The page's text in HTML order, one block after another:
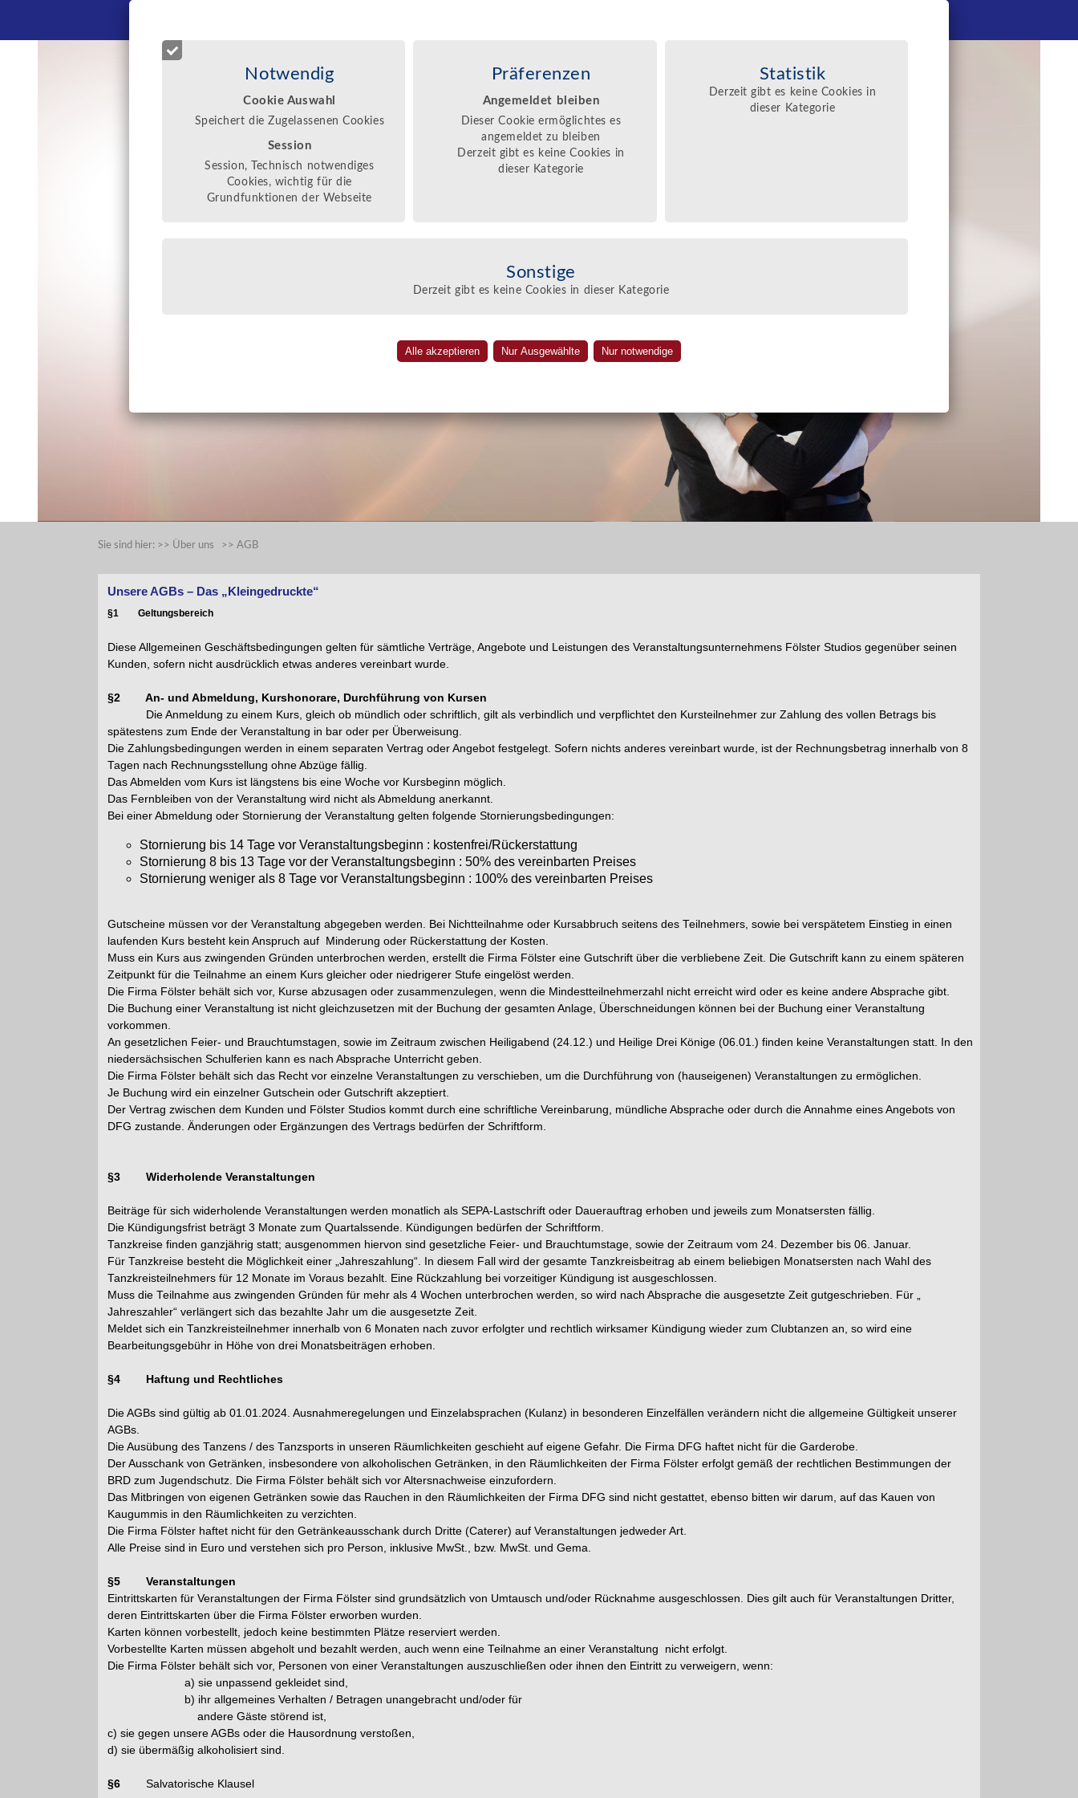
Notwendig
Cookie Auswahl
Speichert die Zugelassenen Cookies
Session
Session, Technisch notwendiges
Cookies, wichtig für die
Grundfunktionen der Webseite
Präferenzen
Angemeldet bleiben
Dieser Cookie ermöglichtes es
angemeldet zu bleiben
Derzeit gibt es keine Cookies in
dieser Kategorie
Statistik
Derzeit gibt es keine Cookies in
dieser Kategorie
Sonstige
Derzeit gibt es keine Cookies in dieser Kategorie
Sie sind hier: >> Über uns >> AGB
Unsere AGBs – Das „Kleingedruckte“
§1 Geltungsbereich
Diese Allgemeinen Geschäftsbedingungen gelten für sämtliche Verträge, Angebote und Leistungen des Veranstaltungsunternehmens Fölster Studios gegenüber seinen
Kunden, sofern nicht ausdrücklich etwas anderes vereinbart wurde.
§2 An- und Abmeldung, Kurshonorare, Durchführung von Kursen
Die Anmeldung zu einem Kurs, gleich ob mündlich oder schriftlich, gilt als verbindlich und verpflichtet den Kursteilnehmer zur Zahlung des vollen Betrags bis
spätestens zum Ende der Veranstaltung in bar oder per Überweisung.
Die Zahlungsbedingungen werden in einem separaten Vertrag oder Angebot festgelegt. Sofern nichts anderes vereinbart wurde, ist der Rechnungsbetrag innerhalb von 8
Tagen nach Rechnungsstellung ohne Abzüge fällig.
Das Abmelden vom Kurs ist längstens bis eine Woche vor Kursbeginn möglich.
Das Fernbleiben von der Veranstaltung wird nicht als Abmeldung anerkannt.
Bei einer Abmeldung oder Stornierung der Veranstaltung gelten folgende Stornierungsbedingungen:
Stornierung bis 14 Tage vor Veranstaltungsbeginn : kostenfrei/Rückerstattung
Stornierung 8 bis 13 Tage vor der Veranstaltungsbeginn : 50% des vereinbarten Preises
Stornierung weniger als 8 Tage vor Veranstaltungsbeginn : 100% des vereinbarten Preises
Gutscheine müssen vor der Veranstaltung abgegeben werden. Bei Nichtteilnahme oder Kursabbruch seitens des Teilnehmers, sowie bei verspätetem Einstieg in einen
laufenden Kurs besteht kein Anspruch auf Minderung oder Rückerstattung der Kosten.
Muss ein Kurs aus zwingenden Gründen unterbrochen werden, erstellt die Firma Fölster eine Gutschrift über die verbliebene Zeit. Die Gutschrift kann zu einem späteren
Zeitpunkt für die Teilnahme an einem Kurs gleicher oder niedrigerer Stufe eingelöst werden.
Die Firma Fölster behält sich vor, Kurse abzusagen oder zusammenzulegen, wenn die Mindestteilnehmerzahl nicht erreicht wird oder es keine andere Absprache gibt.
Die Buchung einer Veranstaltung ist nicht gleichzusetzen mit der Buchung der gesamten Anlage, Überschneidungen können bei der Buchung einer Veranstaltung
vorkommen.
An gesetzlichen Feier- und Brauchtumstagen, sowie im Zeitraum zwischen Heiligabend (24.12.) und Heilige Drei Könige (06.01.) finden keine Veranstaltungen statt. In den
niedersächsischen Schulferien kann es nach Absprache Unterricht geben.
Die Firma Fölster behält sich das Recht vor einzelne Veranstaltungen zu verschieben, um die Durchführung von (hauseigenen) Veranstaltungen zu ermöglichen.
Je Buchung wird ein einzelner Gutschein oder Gutschrift akzeptiert.
Der Vertrag zwischen dem Kunden und Fölster Studios kommt durch eine schriftliche Vereinbarung, mündliche Absprache oder durch die Annahme eines Angebots von
DFG zustande. Änderungen oder Ergänzungen des Vertrags bedürfen der Schriftform.
§3 Widerholende Veranstaltungen
Beiträge für sich widerholende Veranstaltungen werden monatlich als SEPA-Lastschrift oder Dauerauftrag erhoben und jeweils zum Monatsersten fällig.
Die Kündigungsfrist beträgt 3 Monate zum Quartalssende. Kündigungen bedürfen der Schriftform.
Tanzkreise finden ganzjährig statt; ausgenommen hiervon sind gesetzliche Feier- und Brauchtumstage, sowie der Zeitraum vom 24. Dezember bis 06. Januar.
Für Tanzkreise besteht die Möglichkeit einer „Jahreszahlung“. In diesem Fall wird der gesamte Tanzkreisbeitrag ab einem beliebigen Monatsersten nach Wahl des
Tanzkreisteilnehmers für 12 Monate im Voraus bezahlt. Eine Rückzahlung bei vorzeitiger Kündigung ist ausgeschlossen.
Muss die Teilnahme aus zwingenden Gründen für mehr als 4 Wochen unterbrochen werden, so wird nach Absprache die ausgesetzte Zeit gutgeschrieben. Für „
Jahreszahler“ verlängert sich das bezahlte Jahr um die ausgesetzte Zeit.
Meldet sich ein Tanzkreisteilnehmer innerhalb von 6 Monaten nach zuvor erfolgter und rechtlich wirksamer Kündigung wieder zum Clubtanzen an, so wird eine
Bearbeitungsgebühr in Höhe von drei Monatsbeiträgen erhoben.
§4 Haftung und Rechtliches
Die AGBs sind gültig ab 01.01.2024. Ausnahmeregelungen und Einzelabsprachen (Kulanz) in besonderen Einzelfällen verändern nicht die allgemeine Gültigkeit unserer
AGBs.
Die Ausübung des Tanzens / des Tanzsports in unseren Räumlichkeiten geschieht auf eigene Gefahr. Die Firma DFG haftet nicht für die Garderobe.
Der Ausschank von Getränken, insbesondere von alkoholischen Getränken, in den Räumlichkeiten der Firma Fölster erfolgt gemäß der rechtlichen Bestimmungen der
BRD zum Jugendschutz. Die Firma Fölster behält sich vor Altersnachweise einzufordern.
Das Mitbringen von eigenen Getränken sowie das Rauchen in den Räumlichkeiten der Firma DFG sind nicht gestattet, ebenso bitten wir darum, auf das Kauen von
Kaugummis in den Räumlichkeiten zu verzichten.
Die Firma Fölster haftet nicht für den Getränkeausschank durch Dritte (Caterer) auf Veranstaltungen jedweder Art.
Alle Preise sind in Euro und verstehen sich pro Person, inklusive MwSt., bzw. MwSt. und Gema.
§5 Veranstaltungen
Eintrittskarten für Veranstaltungen der Firma Fölster sind grundsätzlich von Umtausch und/oder Rücknahme ausgeschlossen. Dies gilt auch für Veranstaltungen Dritter,
deren Eintrittskarten über die Firma Fölster erworben wurden.
Karten können vorbestellt, jedoch keine bestimmten Plätze reserviert werden.
Vorbestellte Karten müssen abgeholt und bezahlt werden, auch wenn eine Teilnahme an einer Veranstaltung nicht erfolgt.
Die Firma Fölster behält sich vor, Personen von einer Veranstaltungen auszuschließen oder ihnen den Eintritt zu verweigern, wenn:
a) sie unpassend gekleidet sind,
b) ihr allgemeines Verhalten / Betragen unangebracht und/oder für
andere Gäste störend ist,
c) sie gegen unsere AGBs oder die Hausordnung verstoßen,
d) sie übermäßig alkoholisiert sind.
§6 Salvatorische Klausel